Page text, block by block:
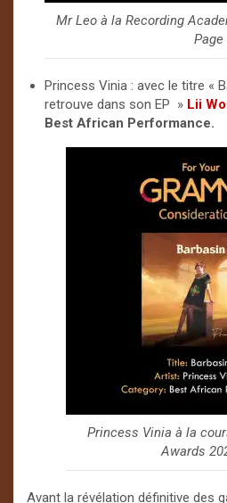
Mr Leo à la Recording
Page
Princess Vinia : avec le titre «
retrouve dans son EP » Lii
Best African Performance.
Princess Vinia à la
Awards
Avant la révélation définitive des